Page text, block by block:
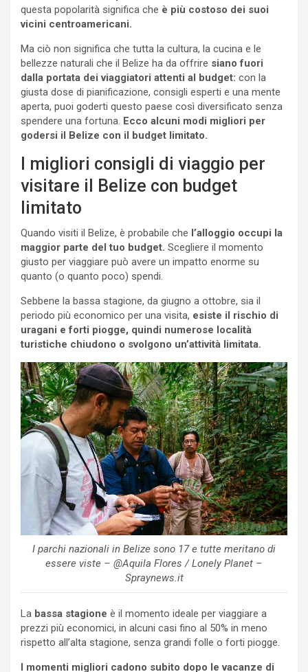
questa popolarità significa che è più costoso dei suoi
vicini centroamericani.
Ma ciò non significa che tutta la cultura, la cucina e le
bellezze naturali che il Belize ha da offrire siano fuori
dalla portata dei viaggiatori attenti al budget: con la
giusta dose di pianificazione, consigli esperti e una mente
aperta, puoi goderti questo paese così diversificato senza
spendere una fortuna. Ecco alcuni modi migliori per
godersi il Belize con il budget limitato.
I migliori consigli di viaggio per
visitare il Belize con budget
limitato
Quando visiti il ​​Belize, è probabile che l’alloggio occupi la
maggior parte del tuo budget. Scegliere il momento
giusto per viaggiare può avere un impatto enorme su
quanto (o quanto poco) spendi.
Sebbene la bassa stagione, da giugno a ottobre, sia il
periodo più economico per una visita, esiste il rischio di
uragani e forti piogge, quindi numerose località
turistiche chiudono o svolgono un’attività limitata.
I parchi nazionali in Belize sono 17 e tutte meritano di
essere viste – @Aquila Flores / Lonely Planet –
Spraynews.it
La bassa stagione è il momento ideale per viaggiare a
prezzi più economici, in alcuni casi fino al 50% in meno
rispetto all’alta stagione, senza grandi folle o forti piogge.
I momenti migliori cadono subito dopo le vacanze di